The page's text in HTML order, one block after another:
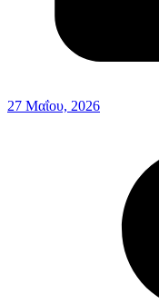
27 Μαΐου, 2026